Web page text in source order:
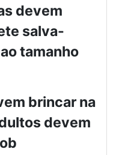
devem
salva-
tamanho
brincar na
devem